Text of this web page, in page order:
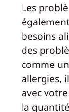
Les
besoins
des
comme
allergies,
avec
la